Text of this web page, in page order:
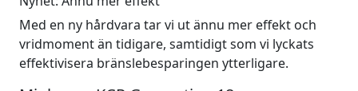
Med en ny hårdvara tar vi ut ännu mer effekt och
vridmoment än tidigare, samtidigt som vi lyckats
effektivisera bränslebesparingen ytterligare.